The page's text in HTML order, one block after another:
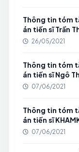
Thông tin tóm
án tiến sĩ Trần
26/05/2021
Thông tin tóm
án tiến sĩ Ngô
07/06/2021
Thông tin tóm
án tiến sĩ
07/06/2021